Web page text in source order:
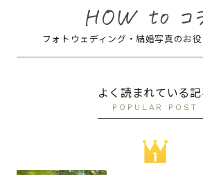
フォトウェディング・結婚写真のお
よく読まれている
POPULAR POST